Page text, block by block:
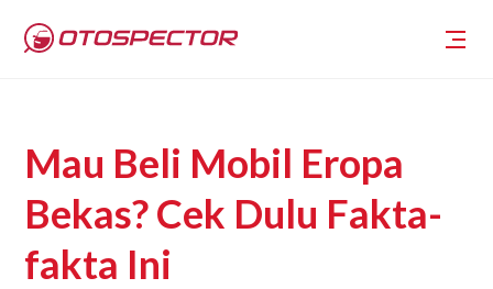
Mau Beli Mobil Eropa
Bekas? Cek Dulu Fakta-
fakta Ini